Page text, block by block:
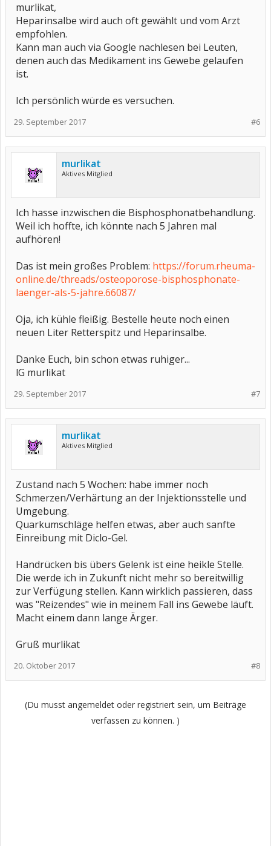
murlikat,
Heparinsalbe wird auch oft gewählt und vom Arzt
empfohlen.
Kann man auch via Google nachlesen bei Leuten,
denen auch das Medikament ins Gewebe gelaufen
ist.
Ich persönlich würde es versuchen.
#6
29. September 2017
murlikat
Aktives Mitglied
Ich hasse inzwischen die Bisphosphonatbehandlung.
Weil ich hoffte, ich könnte nach 5 Jahren mal
aufhören!
Das ist mein großes Problem: https://forum.rheuma-
online.de/threads/osteoporose-bisphosphonate-
laenger-als-5-jahre.66087/
Oja, ich kühle fleißig. Bestelle heute noch einen
neuen Liter Retterspitz und Heparinsalbe.
Danke Euch, bin schon etwas ruhiger...
lG murlikat
#7
29. September 2017
murlikat
Aktives Mitglied
Zustand nach 5 Wochen: habe immer noch
Schmerzen/Verhärtung an der Injektionsstelle und
Umgebung.
Quarkumschläge helfen etwas, aber auch sanfte
Einreibung mit Diclo-Gel.
Handrücken bis übers Gelenk ist eine heikle Stelle.
Die werde ich in Zukunft nicht mehr so bereitwillig
zur Verfügung stellen. Kann wirklich passieren, dass
was "Reizendes" wie in meinem Fall ins Gewebe läuft.
Macht einem dann lange Ärger.
Gruß murlikat
#8
20. Oktober 2017
(Du musst angemeldet oder registriert sein, um Beiträge
verfassen zu können. )